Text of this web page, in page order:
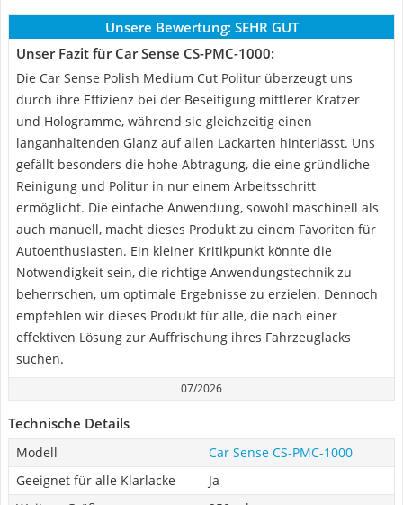
Unsere Bewertung: SEHR GUT
Unser Fazit für ‎Car Sense CS-PMC-1000:
Die Car Sense Polish Medium Cut Politur überzeugt uns
durch ihre Effizienz bei der Beseitigung mittlerer Kratzer
und Hologramme, während sie gleichzeitig einen
langanhaltenden Glanz auf allen Lackarten hinterlässt. Uns
gefällt besonders die hohe Abtragung, die eine gründliche
Reinigung und Politur in nur einem Arbeitsschritt
ermöglicht. Die einfache Anwendung, sowohl maschinell als
auch manuell, macht dieses Produkt zu einem Favoriten für
Autoenthusiasten. Ein kleiner Kritikpunkt könnte die
Notwendigkeit sein, die richtige Anwendungstechnik zu
beherrschen, um optimale Ergebnisse zu erzielen. Dennoch
empfehlen wir dieses Produkt für alle, die nach einer
effektiven Lösung zur Auffrischung ihres Fahrzeuglacks
suchen.
07/2026
Technische Details
Modell
‎Car Sense CS-PMC-1000
Geeignet für alle Klarlacke
Ja